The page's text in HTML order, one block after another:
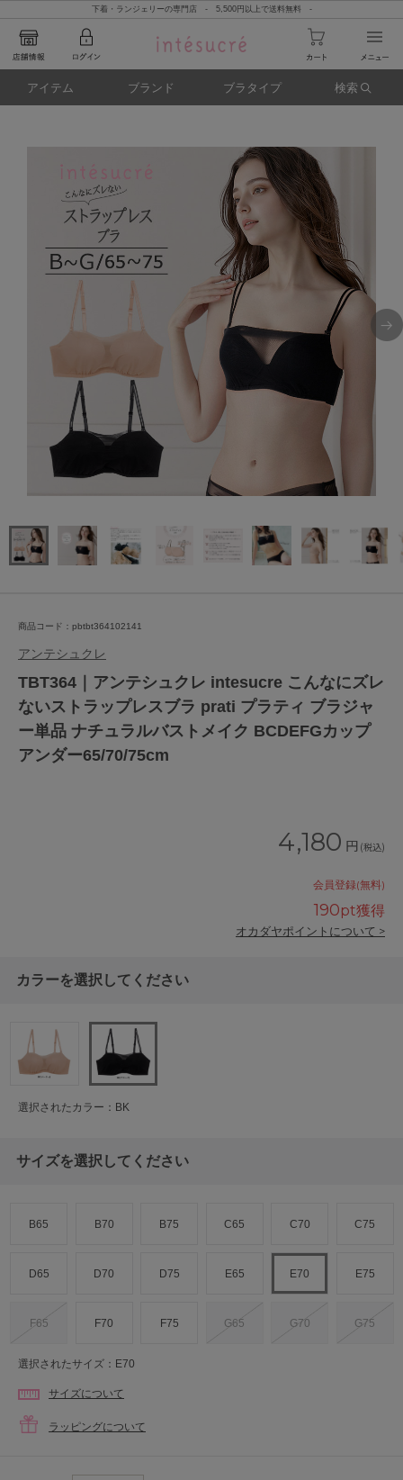
下着・ランジェリーの専門店 - 5,500円以上で送料無料 -
アイテム ブランド ブラタイプ 検索
商品コード：pbtbt364102141
アンテシュクレ
TBT364｜アンテシュクレ intesucre こんなにズレ
ないストラップレスブラ prati プラティ ブラジャ
ー単品 ナチュラルバストメイク BCDEFGカップ
アンダー65/70/75cm
4,180 円 (税込)
会員登録(無料)
190pt獲得
オカダヤポイントについて >
カラーを選択してください
選択されたカラー：BK
サイズを選択してください
B65 B70 B75 C65 C70 C75
D65 D70 D75 E65 E70 E75
F65 F70 F75 G65 G70 G75
選択されたサイズ：E70
サイズについて
ラッピングについて